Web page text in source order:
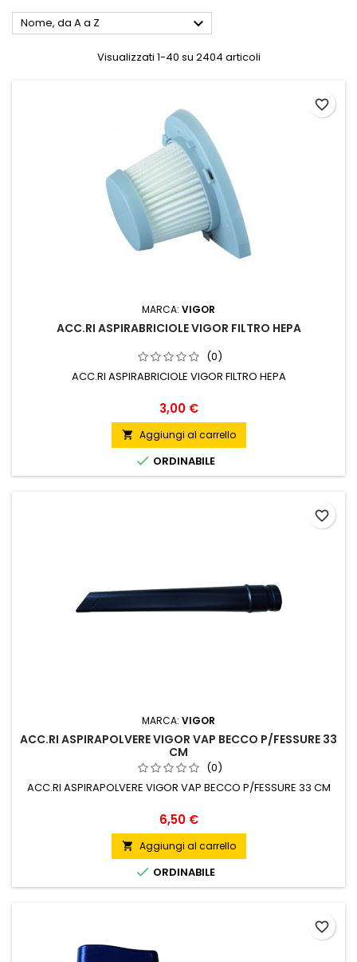
Nome, da A a Z 
Visualizzati 1-40 su 2404 articoli
MARCA: VIGOR
ACC.RI ASPIRABRICIOLE VIGOR FILTRO HEPA
(0)
ACC.RI ASPIRABRICIOLE VIGOR FILTRO HEPA
Prezzo
3,00 €
 Aggiungi al carrello
 ORDINABILE
favorite_border
MARCA: VIGOR
ACC.RI ASPIRAPOLVERE VIGOR VAP BECCO P/FESSURE 33
CM
(0)
ACC.RI ASPIRAPOLVERE VIGOR VAP BECCO P/FESSURE 33 CM
Prezzo
6,50 €
 Aggiungi al carrello
 ORDINABILE
favorite_border
favorite_border